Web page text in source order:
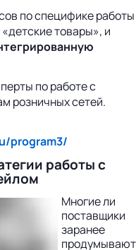
по специфике работы
товары», и
по работе с
розничных сетей.
program3/
работы с
Многие ли
поставщики
заранее
продумывают